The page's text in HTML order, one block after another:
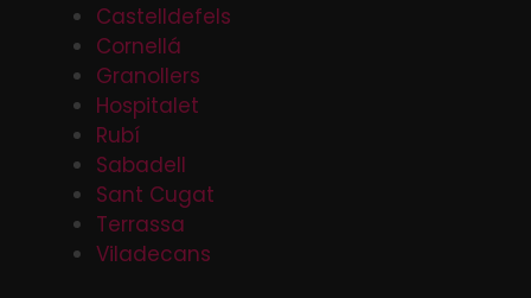
Castelldefels
Cornellá
Granollers
Hospitalet
Rubí
Sabadell
Sant Cugat
Terrassa
Viladecans